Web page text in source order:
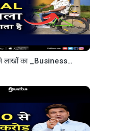
दिन की ₹50 कमाई से लाखों का _Business_ ऐसे खड़ा किया